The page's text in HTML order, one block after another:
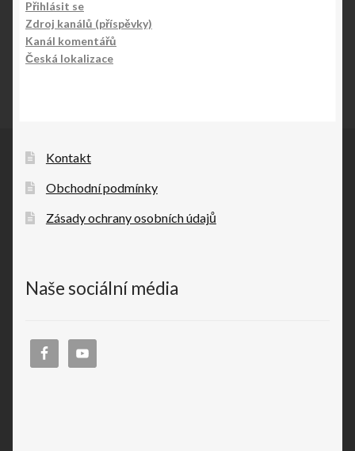
Přihlásit se
Zdroj kanálů (příspěvky)
Kanál komentářů
Česká lokalizace
Kontakt
Obchodní podmínky
Zásady ochrany osobních údajů
Naše sociální média